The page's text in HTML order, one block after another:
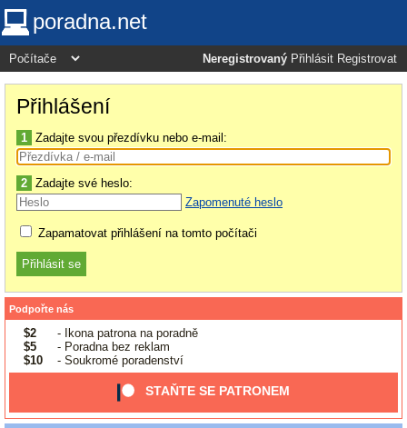
poradna.net
Neregistrovaný Přihlásit Registrovat
Přihlášení
1 Zadajte svou přezdívku nebo e-mail:
2 Zadajte své heslo:
Zapomenuté heslo
Zapamatovat přihlášení na tomto počítači
Podpořte nás
$2
- Ikona patrona na poradně
$5
- Poradna bez reklam
$10
- Soukromé poradenství
STAŇTE SE PATRONEM